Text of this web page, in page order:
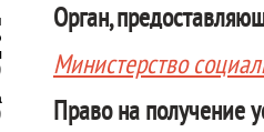
Орган,
Министерство
Право на получение